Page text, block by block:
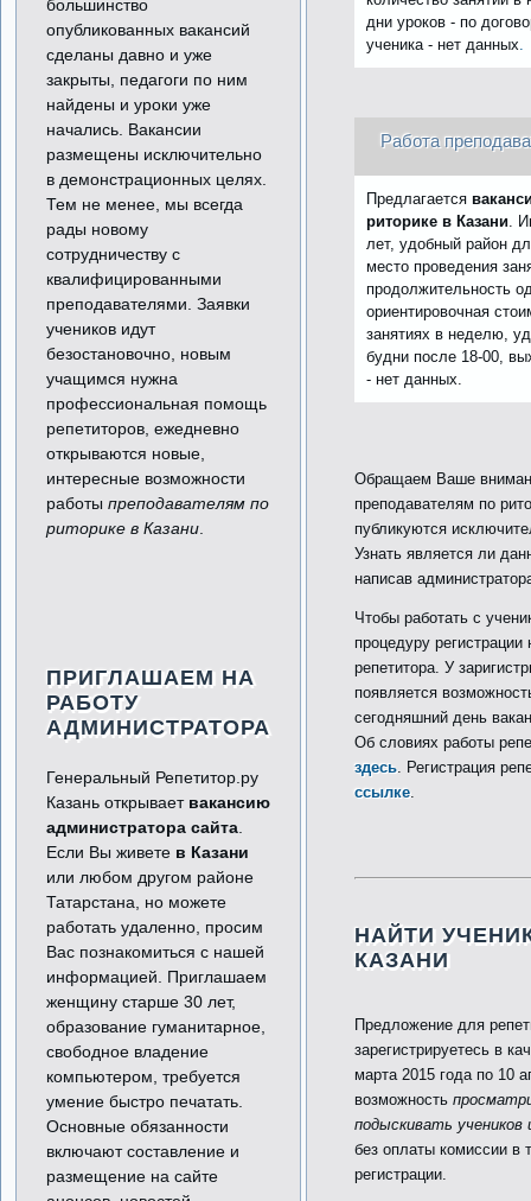
большинство
опубликованных вакансий
сделаны давно и уже
закрыты, педагоги по ним
найдены и уроки уже
начались. Вакансии
размещены исключительно
в демонстрационных целях.
Тем не менее, мы всегда
рады новому
сотрудничеству с
квалифицированными
преподавателями. Заявки
учеников идут
безостановочно, новым
учащимся нужна
профессиональная помощь
репетиторов, ежедневно
открываются новые,
интересные возможности
работы преподавателям по
риторике в Казани
ПРИГЛАШАЕМ НА
РАБОТУ
АДМИНИСТРАТОРА
Генеральный Репетитор.ру
Казань открывает вакансию
администратора сайта
Если Вы живете в Казани
или любом другом районе
Татарстана, но можете
работать удаленно, просим
Вас познакомиться с нашей
информацией. Приглашаем
женщину старше 30 лет,
образование гуманитарное,
свободное владение
компьютером, требуется
умение быстро печатать.
Основные обязанности
включают составление и
размещение на сайте
дни уроков - по
ученика - нет данных.
Работа
Предлагается
риторике в Казани.
лет, удобный район
место проведения
продолжительность
ориентировочная
занятиях в неделю,
будни после 18-00,
- нет данных.
Обращаем Ваше
преподавателям по
публикуются
Узнать является ли
написав
Чтобы работать с
процедуру регистрации
репетитора. У
появляется
сегодняшний день
Об словиях работы
здесь. Регистрация
ссылке.
НАЙТИ
КАЗАНИ
Предложение для
зарегистрируетесь в
марта 2015 года по 10
возможность
подыскивать учеников
без оплаты комиссии в
регистрации.